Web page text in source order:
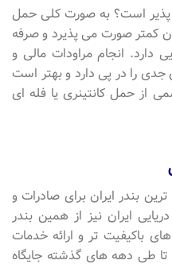
پذیر است؟ به صورت کلی حمل
کمتر صورت می پذیرد و صرفه
دارد. انجام مراودات مالی و
را در پی دارد و بهتر است
از حمل کانتینری یا فله ای
بندر ایران برای صادرات و
ایران نیز از همین بندر
باکیفیت تر و ارائه خدمات
طی دهه های گذشته جایگاه